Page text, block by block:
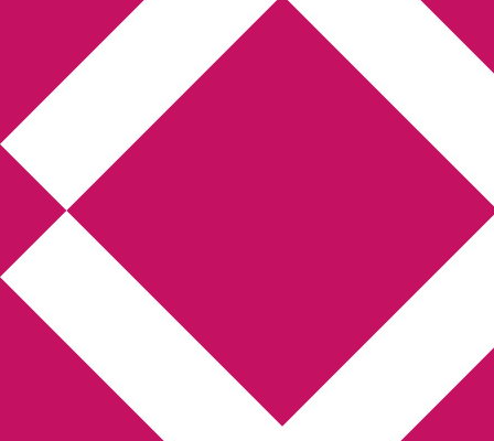
Annikas litteratur- och
kulturblogg
Deckare, kriminalromaner, thrillers
Boktolva Författarfemman
Webbshop Amazon